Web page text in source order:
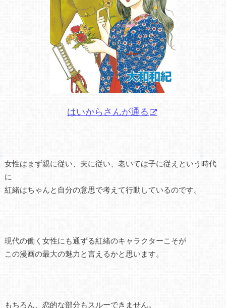
はいからさんが通る
女性はまず親に従い、夫に従い、老いては子に従えという時代
に
紅緒はちゃんと自分の意思で考えて行動しているのです。
現代の働く女性にも通ずる紅緒のキャラクターこそが
この漫画の最大の魅力と言えるかと思います。
もちろん、恋的な部分もスルーできません。